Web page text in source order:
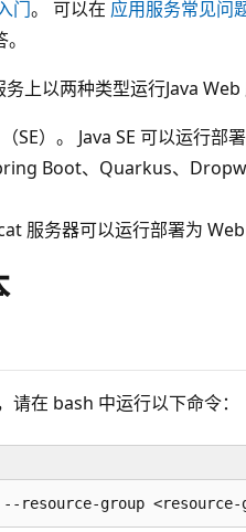
门。 可以在 应用服务常见问
上以两种类型运行Java Web
SE）。 Java SE 可以运行部
Boot、Quarkus、
服务器可以运行部署为 Web
请在 bash 中运行以下命令：